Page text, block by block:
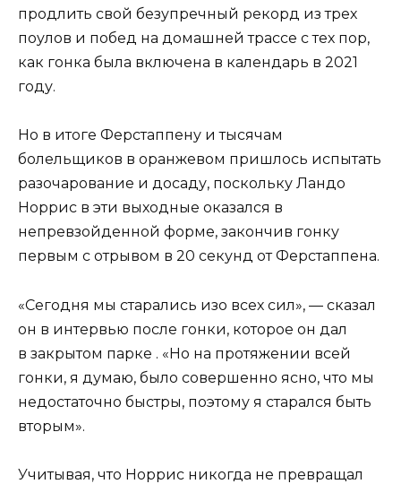
продлить свой безупречный рекорд из трех
поулов и побед на домашней трассе с тех пор,
как гонка была включена в календарь в 2021
году.
Но в итоге Ферстаппену и тысячам
болельщиков в оранжевом пришлось испытать
разочарование и досаду, поскольку Ландо
Норрис в эти выходные оказался в
непревзойденной форме, закончив гонку
первым с отрывом в 20 секунд от Ферстаппена.
«Сегодня мы старались изо всех сил», — сказал
он в интервью после гонки, которое он дал
в закрытом парке . «Но на протяжении всей
гонки, я думаю, было совершенно ясно, что мы
недостаточно быстры, поэтому я старался быть
вторым».
Учитывая, что Норрис никогда не превращал